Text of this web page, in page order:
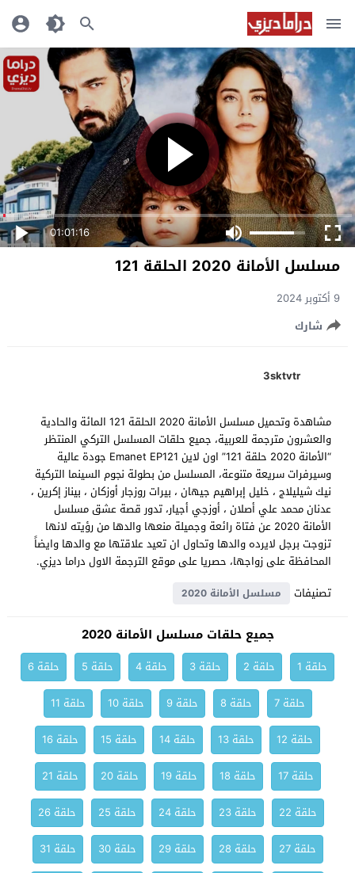
01:01:16
مسلسل الأمانة 2020 الحلقة 121
9 أكتوبر 2024
شارك
3sktvtr
مشاهدة وتحميل مسلسل الأمانة 2020 الحلقة 121 المائة والحادية
والعشرون مترجمة للعربية، جميع حلقات المسلسل التركي المنتظر
“الأمانة 2020 حلقة 121” اون لاين Emanet EP121 جودة عالية
وسيرفرات سريعة متنوعة، المسلسل من بطولة نجوم السينما التركية
نيك شيليلاج ، خليل إبراهيم جيهان ، بيرات روزجار أوزكان ، بيناز إكرين ،
عدنان محمد علي أصلان ، أوزجي أجيار، تدور قصة عشق مسلسل
الأمانة 2020 عن فتاة رائعة وجميلة منعها والدها من رؤيته لانها
تزوجت برجل لايرده والدها وتحاول ان تعيد علاقتها مع والدها وايضاً
المحافظة على زواجها، حصريا على موقع الترجمة الاول دراما ديزي.
تصنيفات
مسلسل الأمانة 2020
جميع حلقات مسلسل الأمانة 2020
حلقة 1 حلقة 2 حلقة 3 حلقة 4 حلقة 5
حلقة 6
حلقة 7
حلقة 8 حلقة 9 حلقة 10
حلقة 11
حلقة 12
حلقة 13 حلقة 14 حلقة 15
حلقة 16
حلقة 17
حلقة 18 حلقة 19 حلقة 20
حلقة 21
حلقة 22
حلقة 23 حلقة 24 حلقة 25
حلقة 26
حلقة 27
حلقة 28 حلقة 29 حلقة 30
حلقة 31